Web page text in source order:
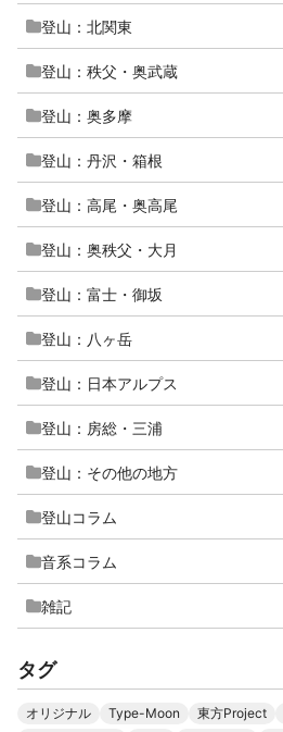
登山：北関東
登山：秩父・奥武蔵
登山：奥多摩
登山：丹沢・箱根
登山：高尾・奥高尾
登山：奥秩父・大月
登山：富士・御坂
登山：八ヶ岳
登山：日本アルプス
登山：房総・三浦
登山：その他の地方
登山コラム
音系コラム
雑記
タグ
オリジナル Type-Moon 東方Project